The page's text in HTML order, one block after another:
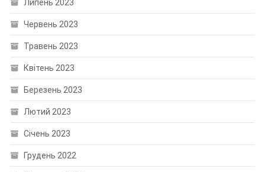
Липень 2023
Червень 2023
Травень 2023
Квітень 2023
Березень 2023
Лютий 2023
Січень 2023
Грудень 2022